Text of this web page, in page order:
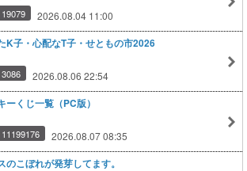
2026.08.04 11:00
K子・心配なT子・せともの市2026
2026.08.06 22:54
ーくじ一覧（PC版）
2026.08.07 08:35
のこぼれが発芽してます。